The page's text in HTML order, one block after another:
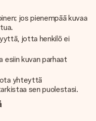
jos pienempää kuvaa
jotta henkilö ei
esiin kuvan parhaat
ota yhteyttä
sen puolestasi.